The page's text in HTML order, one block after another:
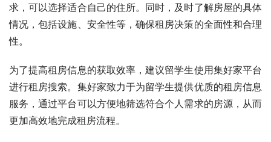
求，可以选择适合自己的住所。同时，及时了解房屋的具体
情况，包括设施、安全性等，确保租房决策的全面性和合理
性。
为了提高租房信息的获取效率，建议留学生使用集好家平台
进行租房搜索。集好家致力于为留学生提供优质的租房信息
服务，通过平台可以方便地筛选符合个人需求的房源，从而
更加高效地完成租房流程。